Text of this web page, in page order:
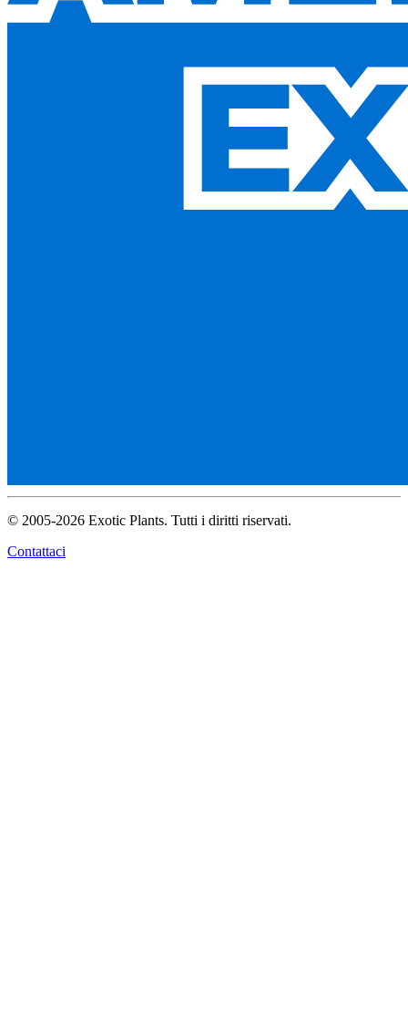
© 2005-2026 Exotic Plants. Tutti i diritti riservati.
Contattaci